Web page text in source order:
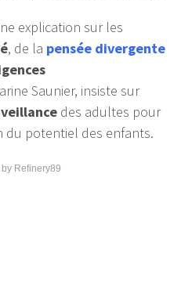
explication sur les
, de la pensée divergente
Saunier, insiste sur
des adultes pour
du potentiel des enfants.
Refinery89